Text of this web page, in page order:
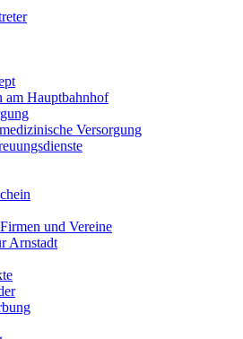
am Hauptbahnhof
Versorgung
und Vereine
Arnstadt